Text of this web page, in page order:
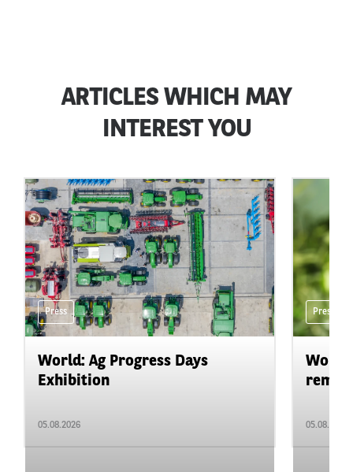
ARTICLES WHICH MAY
INTEREST YOU
Press
World: Ag Progress Days
Exhibition
05.08.2026
Press
05.08.2026